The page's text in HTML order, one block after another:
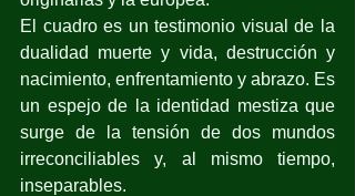
El cuadro es un testimonio visual de la
dualidad muerte y vida, destrucción y
nacimiento, enfrentamiento y abrazo. Es
un espejo de la identidad mestiza que
surge de la tensión de dos mundos
irreconciliables y, al mismo tiempo,
inseparables.